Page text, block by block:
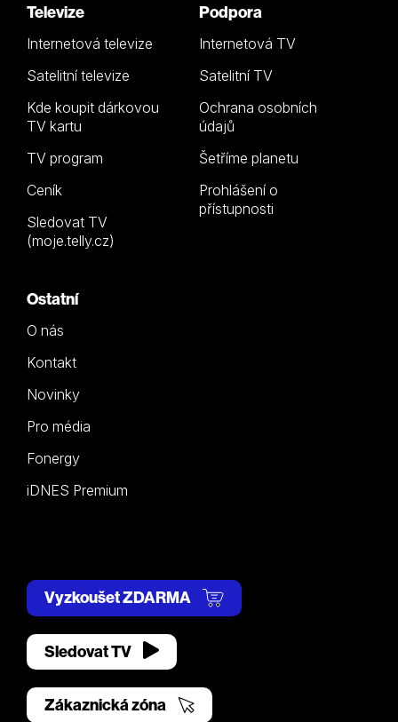
Televize
Internetová televize
Satelitní televize
Kde koupit dárkovou
TV kartu
TV program
Ceník
Sledovat TV
(moje.telly.cz)
Podpora
Internetová TV
Satelitní TV
Ochrana osobních
údajů
Šetříme planetu
Prohlášení o
přístupnosti
Ostatní
O nás
Kontakt
Novinky
Pro média
Fonergy
iDNES Premium
Vyzkoušet ZDARMA
Sledovat TV
Zákaznická zóna